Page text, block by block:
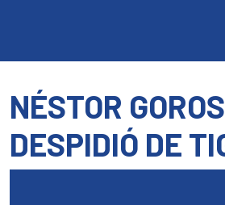
NÉSTOR
DESPIDIÓ DE